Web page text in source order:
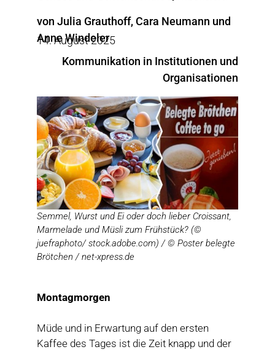
von Julia Grauthoff, Cara Neumann und
Anne Windeler
14. August 2025
Kommunikation in Institutionen und
Organisationen
Semmel, Wurst und Ei oder doch lieber Croissant,
Marmelade und Müsli zum Frühstück? (©
juefraphoto/ stock.adobe.com) / © Poster belegte
Brötchen / net-xpress.de
Montagmorgen
Müde und in Erwartung auf den ersten
Kaffee des Tages ist die Zeit knapp und der